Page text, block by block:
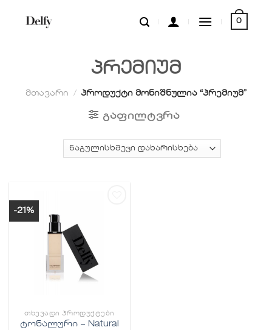
0
პრემიუმ
მთავარი / პროდუქტი მონიშნულია “პრემიუმ”
ᲒᲐᲤᲘᲚᲢᲕᲠᲐ
-21%
დამატება
ᲗᲮᲔᲕᲐᲓᲘ ᲞᲠᲝᲓᲣᲥᲢᲔᲑᲘ
ტონალური – Natural